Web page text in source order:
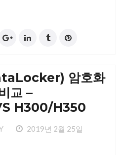
암호화
교 –
H300/H350
2019년 2월 25일